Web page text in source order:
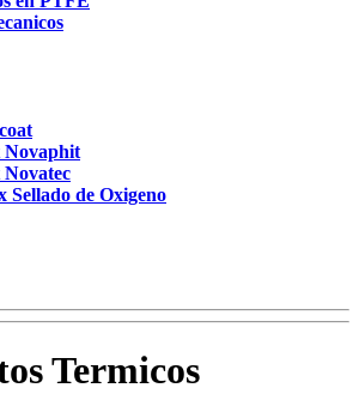
Novaphit
Sellado de Oxigeno
Termicos